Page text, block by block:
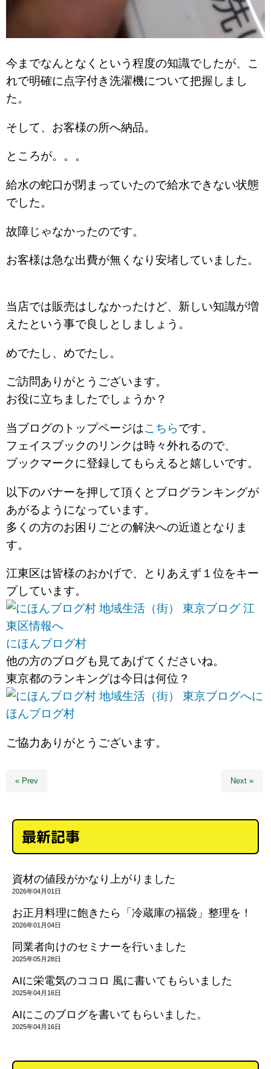
今までなんとなくという程度の知識でしたが、こ
れで明確に点字付き洗濯機について把握しまし
た。
そして、お客様の所へ納品。
ところが。。。
給水の蛇口が閉まっていたので給水できない状態
でした。
故障じゃなかったのです。
お客様は急な出費が無くなり安堵していました。
当店では販売はしなかったけど、新しい知識が増
えたという事で良しとしましょう。
めでたし、めでたし。
ご訪問ありがとうございます。
お役に立ちましたでしょうか？
当ブログのトップページはこちらです。
フェイスブックのリンクは時々外れるので、
ブックマークに登録してもらえると嬉しいです。
以下のバナーを押して頂くとブログランキングが
あがるようになっています。
多くの方のお困りごとの解決への近道となりま
す。
江東区は皆様のおかげで、とりあえず１位をキー
プしています。
にほんブログ村
他の方のブログも見てあげてくださいね。
東京都のランキングは今日は何位？
に
ほんブログ村
ご協力ありがとうございます。
« Prev Next »
最新記事
資材の値段がかなり上がりました
2026年04月01日
お正月料理に飽きたら「冷蔵庫の福袋」整理を！
2026年01月04日
同業者向けのセミナーを行いました
2025年05月28日
AIに栄電気のココロ 風に書いてもらいました
2025年04月16日
AIにこのブログを書いてもらいました。
2025年04月16日